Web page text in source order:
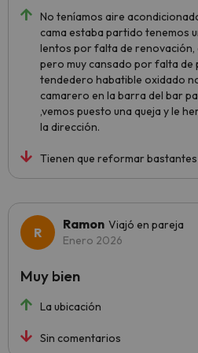
No teníamos aire
cama estaba partido tenemos
lentos por falta de renovación,
pero muy cansado por falta de
tendedero habatible oxidado
camarero en la barra del bar
,vemos puesto una queja y le
la dirección.
Tienen que reformar bastantes
Ramon Viajó en pareja
Enero 2026
La ubicación
Sin comentarios
Muy bien